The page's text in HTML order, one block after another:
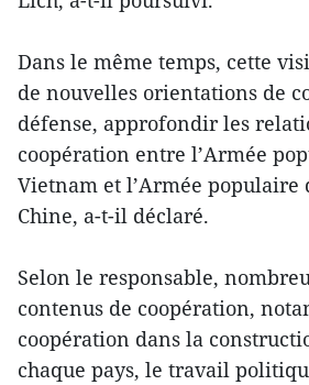
Dans le même temps, cette
de nouvelles orientations de
défense, approfondir les
coopération entre l’Armée
Vietnam et l’Armée
Chine, a-t-il déclaré.
Selon le responsable,
contenus de coopération,
coopération dans la
chaque pays, le travail